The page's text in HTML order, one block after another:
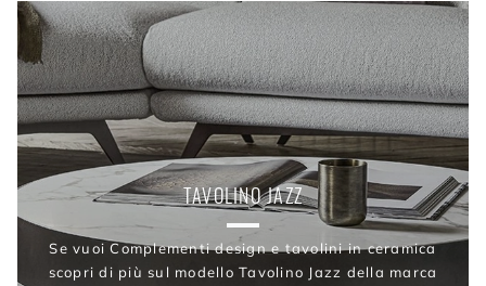
TAVOLINO JAZZ
Se vuoi Complementi design e tavolini in ceramica
scopri di più sul modello Tavolino Jazz della marca